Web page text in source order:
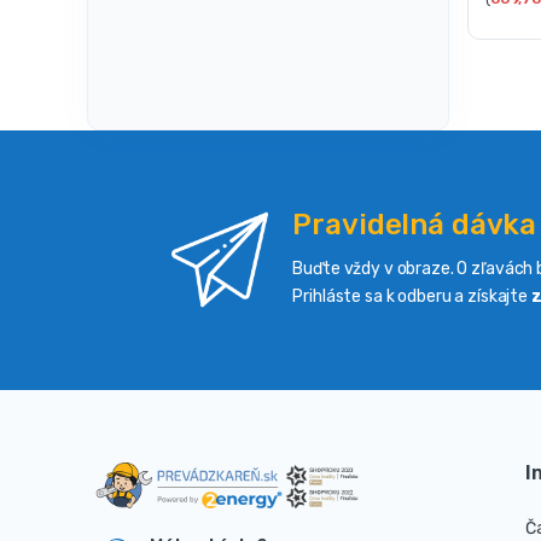
Pravidelná
Buďte vždy v obraze. O zľavách
Prihláste sa k odberu a získajte